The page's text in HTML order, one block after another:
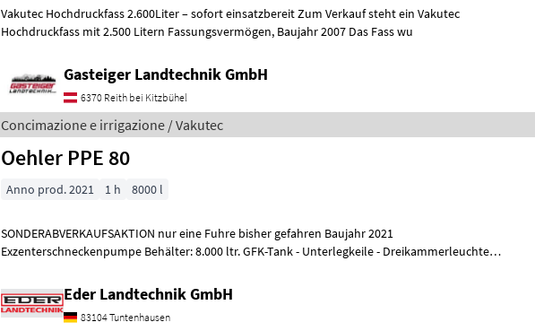
Vakutec Hochdruckfass 2.600Liter – sofort einsatzbereit Zum Verkauf steht ein Vakutec
Hochdruckfass mit 2.500 Litern Fassungsvermögen, Baujahr 2007 Das Fass wu
Gasteiger Landtechnik GmbH
6370 Reith bei Kitzbühel
Concimazione e irrigazione / Vakutec
Oehler PPE 80
Anno prod. 2021 1 h 8000 l
SONDERABVERKAUFSAKTION nur eine Fuhre bisher gefahren Baujahr 2021
Exzenterschneckenpumpe Behälter: 8.000 ltr. GFK-Tank - Unterlegkeile - Dreikammerleuchten -
Eder Landtechnik GmbH
83104 Tuntenhausen